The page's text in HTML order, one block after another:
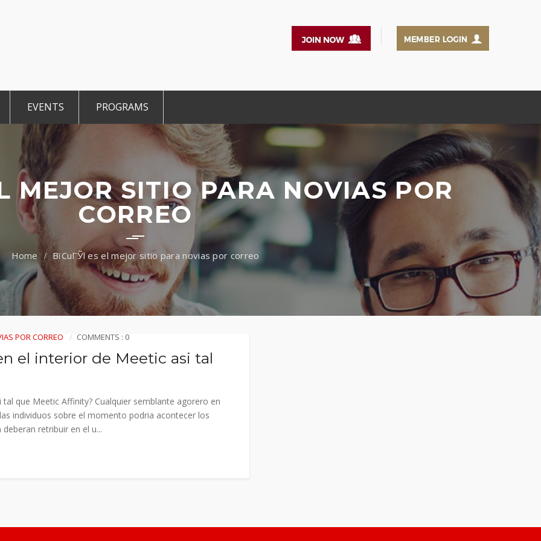
Members
Members
EVENTS
CCE Intro
PROGRAMS
TiE Student
TiE University
MEJOR SITIO PARA NOVIAS POR
CORREO
ВїCuГЎl es el mejor sitio para novias por correo
POR CORREO COMMENTS : 0
el interior de Meetic asi tal
que Meetic Affinity? Cualquier semblante agorero en
individuos sobre el momento podria acontecer los
retribuir en el u...